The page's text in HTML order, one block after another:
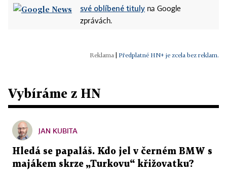
své oblíbené tituly na Google
zprávách.
Předplatné HN+ je zcela bez reklam.
Vybíráme z HN
JAN KUBITA
Hledá se papaláš. Kdo jel v černém BMW s
majákem skrze „Turkovu“ křižovatku?